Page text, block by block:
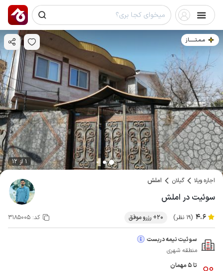
مـمـتــــــاز
1 از 12
اجاره ویلا گیلان املش
سوئیت در املش
4.6 (19 نظر) 20+ رزرو موفق کد: 3185005
سوئیت نیمه دربست
منطقه شهری
تا 5 مهمان